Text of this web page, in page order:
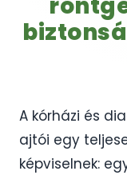
A kórházi és
ajtói egy
képviselnek: